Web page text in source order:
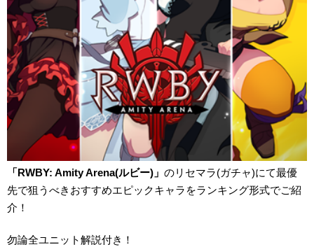
「RWBY: Amity Arena(ルビー)」 のリセマラ(ガチャ)にて最優
先で狙うべきおすすめエピックキャラをランキング形式でご紹
介！
勿論全ユニット解説付き！